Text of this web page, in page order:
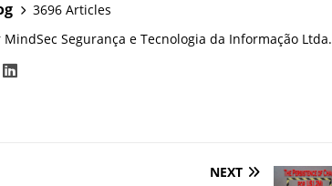
3696 Articles
Segurança e Tecnologia da Informação Ltda.
NEXT